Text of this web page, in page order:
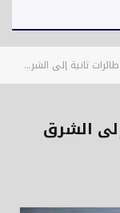
إلى الشرق الأوسط"
الشرق